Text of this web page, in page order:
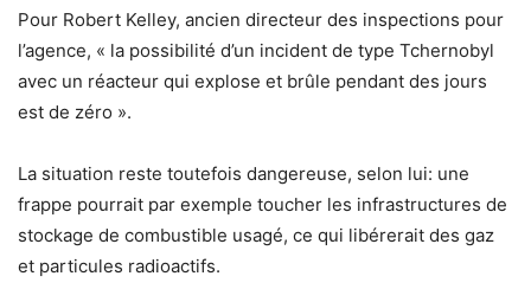
Pour Robert Kelley, ancien directeur des inspections pour
l’agence, « la possibilité d’un incident de type Tchernobyl
avec un réacteur qui explose et brûle pendant des jours
est de zéro ».
La situation reste toutefois dangereuse, selon lui: une
frappe pourrait par exemple toucher les infrastructures de
stockage de combustible usagé, ce qui libérerait des gaz
et particules radioactifs.